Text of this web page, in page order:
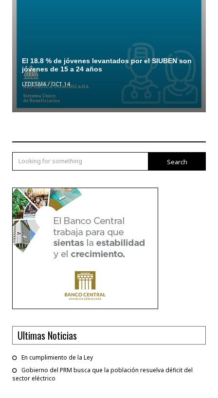
El 18.8 % de jóvenes levantados por el SIUBEN son
jóvenes de 15 a 24 años
LEDESMA/OCT 14
Search
Ultimas Noticias
En cumplimiento de la Ley
Gobierno del PRM busca que la población resuelva déficit del
sector eléctrico